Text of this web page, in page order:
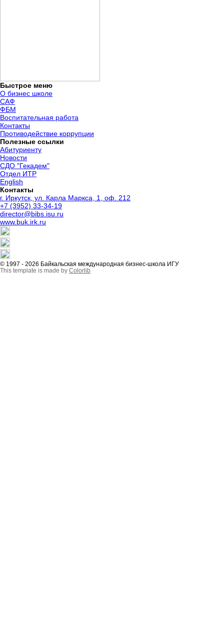
Быстрое меню
О бизнес школе
САФ
ФБМ
Воспитательная работа
Контакты
Противодействие коррупции
Полезные ссылки
Абитуриенту
Новости
СДО "Гекадем"
Отдел ИТР
English
Контакты
г. Иркутск, ул. Карла Маркса, 1, оф. 212
+7 (3952) 33-34-19
director@bibs.isu.ru
www.buk.irk.ru
© 1997 - 2026 Байкальская международная бизнес-школа ИГУ
This template is made by Colorlib